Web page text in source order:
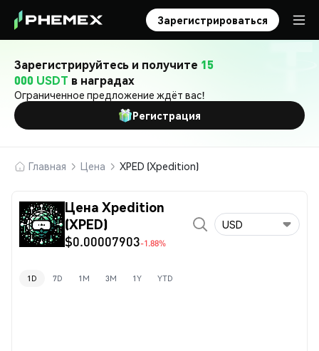
Зарегистрироваться
Зарегистрируйтесь и получите 15
000 USDT в наградах
Ограниченное предложение ждёт вас!
Регистрация
Главная Цена XPED (Xpedition)
Цена Xpedition
(XPED)
$0.00007903-1.88%
USD
1D 7D 1M 3M 1Y YTD